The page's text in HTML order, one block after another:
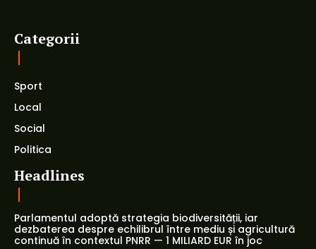
Categorii
Sport
Local
Social
Politica
Headlines
Parlamentul adoptă strategia biodiversității, iar
dezbaterea despre echilibrul între mediu și agricultură
continuă în contextul PNRR — 1 MILIARD EUR în joc